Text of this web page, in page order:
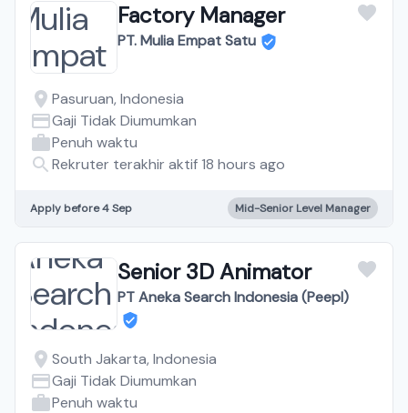
Factory Manager
PT. Mulia Empat Satu
Pasuruan, Indonesia
Gaji Tidak Diumumkan
Penuh waktu
Rekruter terakhir aktif 18 hours ago
Apply before 4 Sep Mid-Senior Level Manager
Senior 3D Animator
PT Aneka Search Indonesia (Peepl)
South Jakarta, Indonesia
Gaji Tidak Diumumkan
Penuh waktu